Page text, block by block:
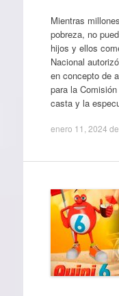
Mientras
pobreza, no
hijos y ellos
Nacional
en concepto de
para la
casta y la
enero 11, 2024 de